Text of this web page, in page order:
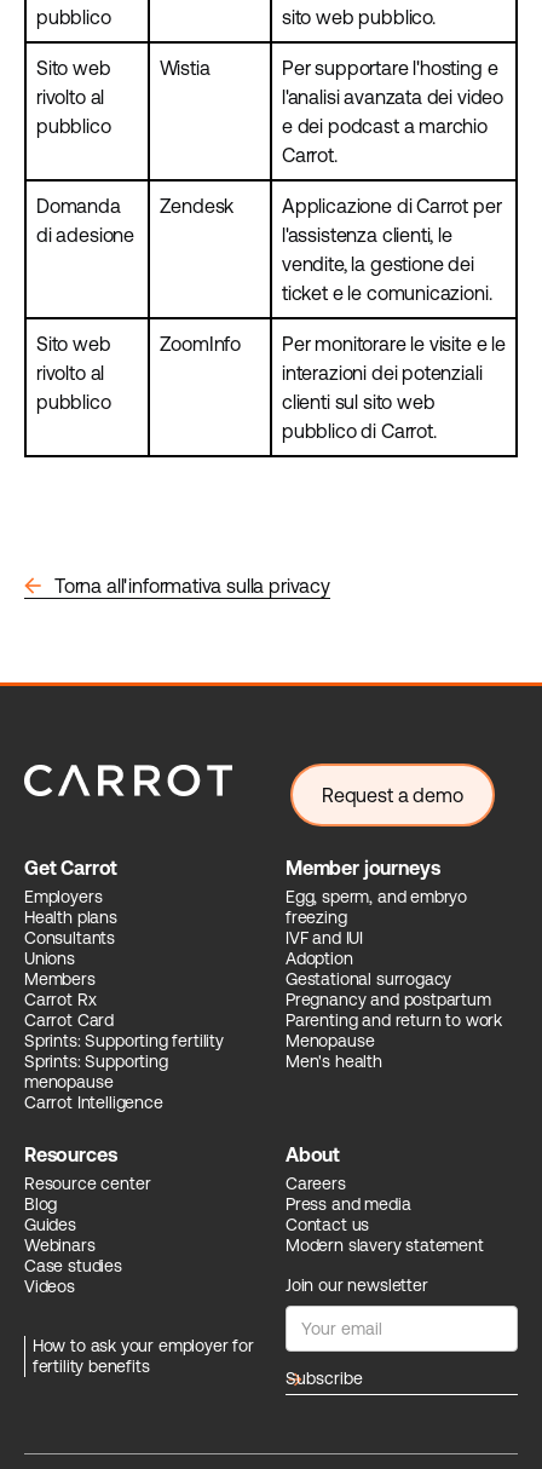
pubblico
sito web pubblico.
Sito web
rivolto al
pubblico
Wistia
Per supportare l'hosting e
l'analisi avanzata dei video
e dei podcast a marchio
Carrot.
Domanda
di adesione
Zendesk
Applicazione di Carrot per
l'assistenza clienti, le
vendite, la gestione dei
ticket e le comunicazioni.
Sito web
rivolto al
pubblico
ZoomInfo
Per monitorare le visite e le
interazioni dei potenziali
clienti sul sito web
pubblico di Carrot.
arrow_back Torna all'informativa sulla privacy
Request a demo
Get Carrot
Employers
Health plans
Consultants
Unions
Members
Carrot Rx
Carrot Card
Sprints: Supporting fertility
Sprints: Supporting
menopause
Carrot Intelligence
Member journeys
Egg, sperm, and embryo
freezing
IVF and IUI
Adoption
Gestational surrogacy
Pregnancy and postpartum
Parenting and return to work
Menopause
Men's health
Resources
Resource center
Blog
Guides
Webinars
Case studies
Videos
How to ask your employer for
fertility benefits
About
Careers
Press and media
Contact us
Modern slavery statement
Join our newsletter
arrow_forward